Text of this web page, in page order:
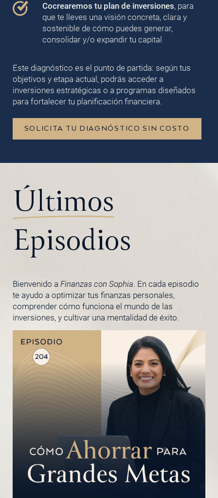
Cocrearemos tu plan de inversiones, para
que te lleves una visión concreta, clara y
sostenible de cómo puedes generar,
consolidar y/o expandir tu capital
Este diagnóstico es el punto de partida: según tus
objetivos y etapa actual, podrás acceder a
inversiones estratégicas o a programas diseñados
para fortalecer tu planificación financiera.
SOLICITA TU DIAGNÓSTICO SIN COSTO
Últimos
Episodios
Bienvenido a Finanzas con Sophia. En cada episodio
te ayudo a optimizar tus finanzas personales,
comprender cómo funciona el mundo de las
inversiones, y cultivar una mentalidad de éxito.